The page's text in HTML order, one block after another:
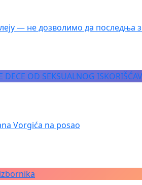
— не дозволимо да последња
DECE OD SEKSUALNOG
Vorgića na posao